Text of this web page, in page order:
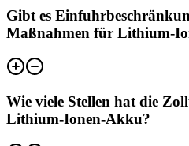
Gibt es
Maßnahmen für Lithium-
Wie viele Stellen hat die
Lithium-Ionen-Akku?